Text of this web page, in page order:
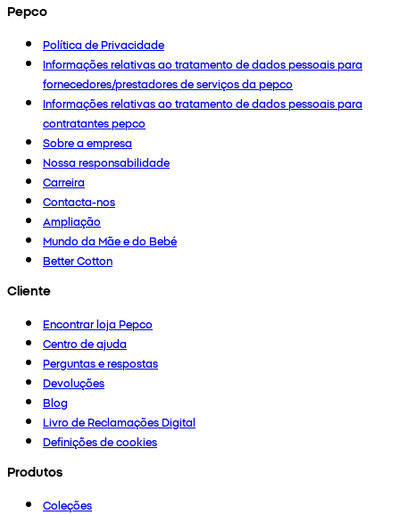
Pepco
Política de Privacidade
Informações relativas ao tratamento de dados pessoais para
fornecedores/prestadores de serviços da pepco
Informações relativas ao tratamento de dados pessoais para
contratantes pepco
Sobre a empresa
Nossa responsabilidade
Carreira
Contacta-nos
Ampliação
Mundo da Mãe e do Bebé
Better Cotton
Cliente
Encontrar loja Pepco
Centro de ajuda
Perguntas e respostas
Devoluções
Blog
Livro de Reclamações Digital
Definições de cookies
Produtos
Coleções